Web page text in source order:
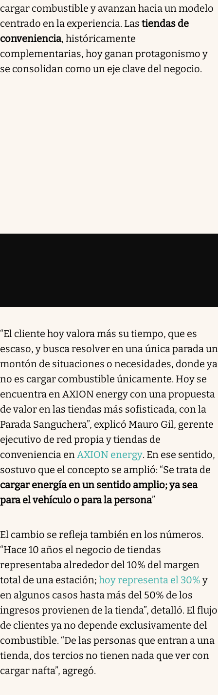
cargar combustible y avanzan hacia un modelo
centrado en la experiencia. Las tiendas de
conveniencia, históricamente
complementarias, hoy ganan protagonismo y
se consolidan como un eje clave del negocio.
“El cliente hoy valora más su tiempo, que es
escaso, y busca resolver en una única parada un
montón de situaciones o necesidades, donde ya
no es cargar combustible únicamente. Hoy se
encuentra en AXION energy con una propuesta
de valor en las tiendas más sofisticada, con la
Parada Sanguchera”, explicó Mauro Gil, gerente
ejecutivo de red propia y tiendas de
conveniencia enAXION energy. En ese sentido,
sostuvo que el concepto se amplió: “Se trata de
cargar energía en un sentido amplio; ya sea
para el vehículo o para la persona”
El cambio se refleja también en los números.
“Hace 10 años el negocio de tiendas
representaba alrededor del 10% del margen
total de una estación; hoy representa el 30% y
en algunos casos hasta más del 50% de los
ingresos provienen de la tienda”, detalló. El flujo
de clientes ya no depende exclusivamente del
combustible. “De las personas que entran a una
tienda, dos tercios no tienen nada que ver con
cargar nafta”, agregó.